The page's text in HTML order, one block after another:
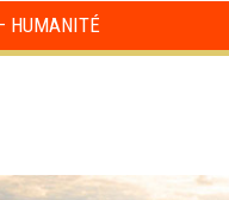
HUMANITÉ